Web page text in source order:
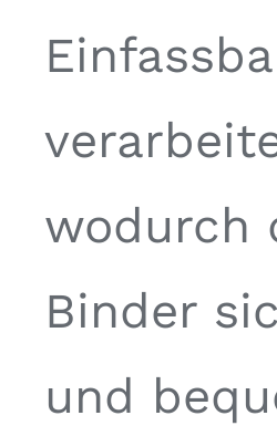
wodurch
Binder
und